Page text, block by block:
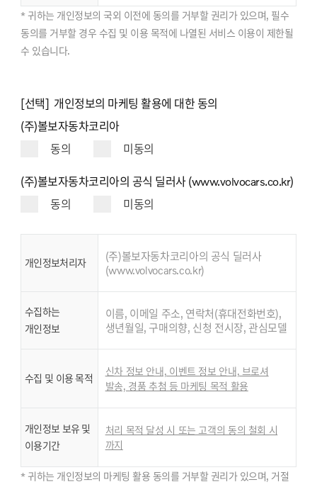
* 귀하는 개인정보의 국외 이전에 동의를 거부할 권리가 있으며, 필수
동의를 거부할 경우 수집 및 이용 목적에 나열된 서비스 이용이 제한될
수 있습니다.
[선택] 개인정보의 마케팅 활용에 대한 동의
(주)볼보자동차코리아
동의
미동의
(주)볼보자동차코리아의 공식 딜러사 (www.volvocars.co.kr)
동의
미동의
개인정보처리자
(주)볼보자동차코리아의 공식 딜러사
(www.volvocars.co.kr)
수집하는
개인정보
이름, 이메일 주소, 연락처(휴대전화번호),
생년월일, 구매의향, 신청 전시장, 관심모델
수집 및 이용 목적
신차 정보 안내, 이벤트 정보 안내, 브로셔
발송, 경품 추첨 등 마케팅 목적 활용
개인정보 보유 및
이용기간
처리 목적 달성 시 또는 고객의 동의 철회 시
까지
* 귀하는 개인정보의 마케팅 활용 동의를 거부할 권리가 있으며, 거절